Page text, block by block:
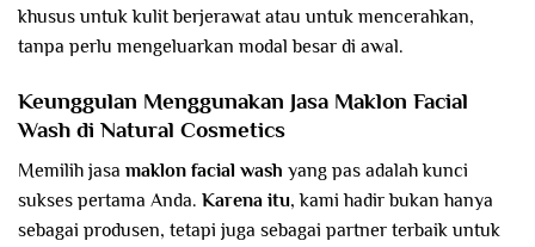
khusus untuk kulit berjerawat atau untuk mencerahkan,
tanpa perlu mengeluarkan modal besar di awal.
Keunggulan Menggunakan Jasa Maklon Facial
Wash di Natural Cosmetics
Memilih jasa maklon facial wash yang pas adalah kunci
sukses pertama Anda. Karena itu, kami hadir bukan hanya
sebagai produsen, tetapi juga sebagai partner terbaik untuk